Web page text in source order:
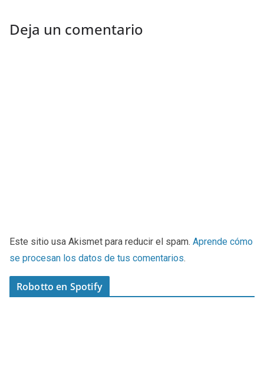
Deja un comentario
Este sitio usa Akismet para reducir el spam. Aprende cómo
se procesan los datos de tus comentarios.
Robotto en Spotify